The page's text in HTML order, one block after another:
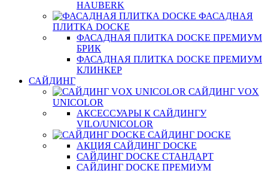
HAUBERK
ФАСАДНАЯ
ПЛИТКА DOCKE
ФАСАДНАЯ ПЛИТКА DOCKE ПРЕМИУМ
БРИК
ФАСАДНАЯ ПЛИТКА DOCKE ПРЕМИУМ
КЛИНКЕР
САЙДИНГ
САЙДИНГ VOX
UNICOLOR
АКСЕССУАРЫ К САЙДИНГУ
VILO/UNICOLOR
САЙДИНГ DOCKE
АКЦИЯ САЙДИНГ DOCKE
САЙДИНГ DOCKE СТАНДАРТ
САЙДИНГ DOCKE ПРЕМИУМ